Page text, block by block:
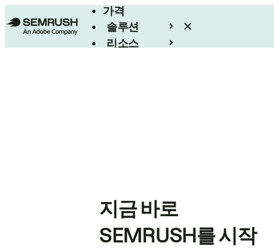
가격
솔루션
리소스
지금 바로
SEMRUSH를 시작